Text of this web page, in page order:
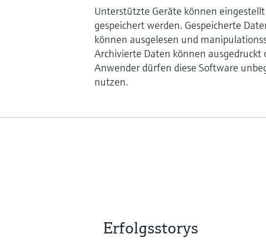
Unterstützte Geräte können
gespeichert werden. Gespeicherte
können ausgelesen und
Archivierte Daten können
Anwender dürfen diese Software
nutzen.
Erfolgsstorys